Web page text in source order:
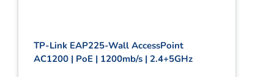
TP-Link EAP225-Wall AccessPoint
AC1200 | PoE | 1200mb/s | 2.4+5GHz